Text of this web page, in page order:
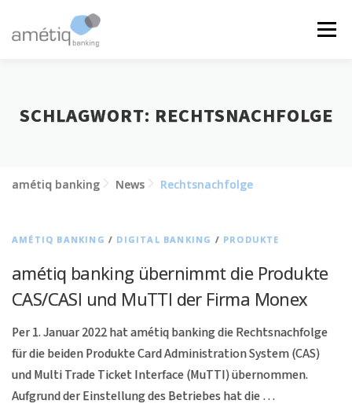
springen
Menü
SCHLAGWORT: RECHTSNACHFOLGE
amétiq banking News Rechtsnachfolge
AMÉTIQ BANKING / DIGITAL BANKING / PRODUKTE
amétiq banking übernimmt die Produkte
CAS/CASI und MuTTI der Firma Monex
Per 1. Januar 2022 hat amétiq banking die Rechtsnachfolge
für die beiden Produkte Card Administration System (CAS)
und Multi Trade Ticket Interface (MuTTI) übernommen.
Aufgrund der Einstellung des Betriebes hat die …